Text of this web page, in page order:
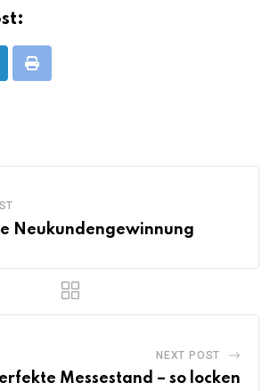
Print
Neukundengewinnung
NEXT POST
Messestand – so locken